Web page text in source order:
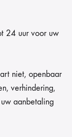
24 uur voor uw
niet, openbaar
verhindering,
aanbetaling